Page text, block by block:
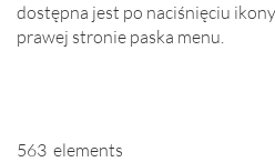
dostępna jest po naciśnięciu
prawej stronie paska menu.
563 elements